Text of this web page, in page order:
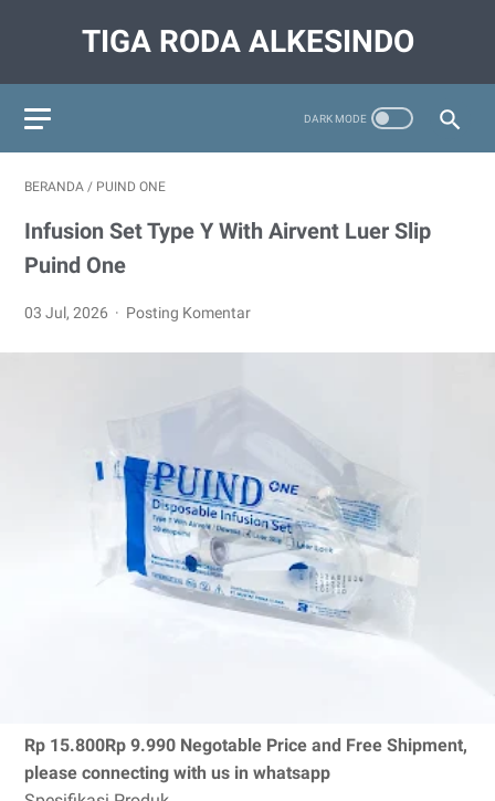
TIGA RODA ALKESINDO
BERANDA / PUIND ONE
Infusion Set Type Y With Airvent Luer Slip
Puind One
03 Jul, 2026 Posting Komentar
Rp 15.800Rp 9.990 Negotable Price and Free Shipment,
please connecting with us in whatsapp